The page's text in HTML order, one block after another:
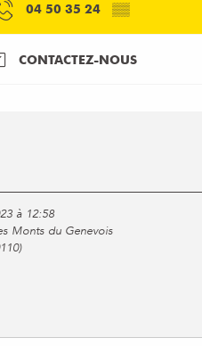
04 50 35 24 ▒▒
CONTACTEZ-NOUS
à 12:58
Monts du Genevois
)